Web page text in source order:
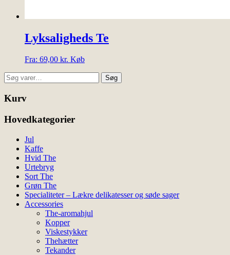
Lyksaligheds Te
Fra: 69,00 kr. KøbDette
Søg
efter:
Søg
Kurv
Hovedkategorier
Jul
Kaffe
Hvid The
Urtebryg
Sort The
Grøn The
Specialiteter – Lækre delikatesser og søde sager
Accessories
The-aromahjul
Kopper
Viskestykker
Thehætter
Tekander